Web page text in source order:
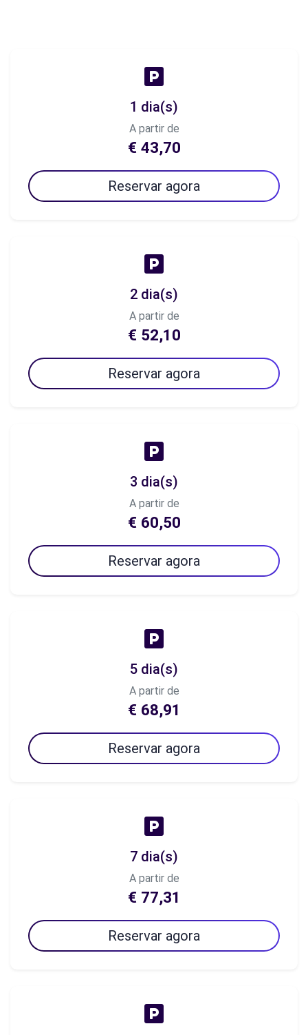
1 dia(s)
A partir de
€ 43,70
Reservar agora
2 dia(s)
A partir de
€ 52,10
Reservar agora
3 dia(s)
A partir de
€ 60,50
Reservar agora
5 dia(s)
A partir de
€ 68,91
Reservar agora
7 dia(s)
A partir de
€ 77,31
Reservar agora